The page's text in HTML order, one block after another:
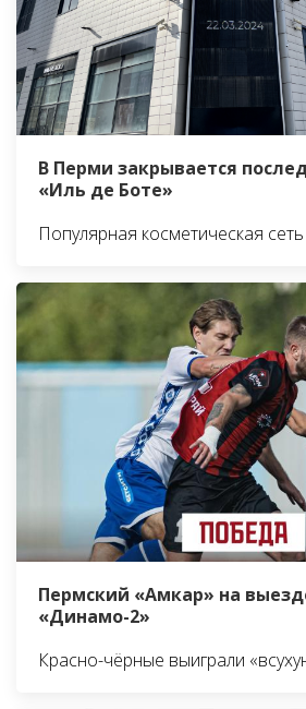
В Перми закрывается
«Иль де Боте»
Популярная косметическая
Пермский «Амкар» на
«Динамо-2»
Красно-чёрные выиграли